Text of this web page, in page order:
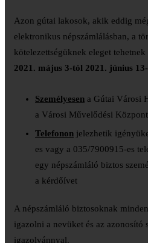
Azon gútai lakosok, akik eddig
elektronikus népszámlálásban, a
kötelezettségüknek eleget
2021. május 3-tól 2021. június
Személyesen a Gútai Városi
a Városi Művelődési
Telefonon jelezhetik
es vagy a 035/7900915-es
egy népszámláló biztos
a kérdőívet
A népszámláló biztosoknak
igazolni a nevüket és az azonosító
igazolvánnyal.